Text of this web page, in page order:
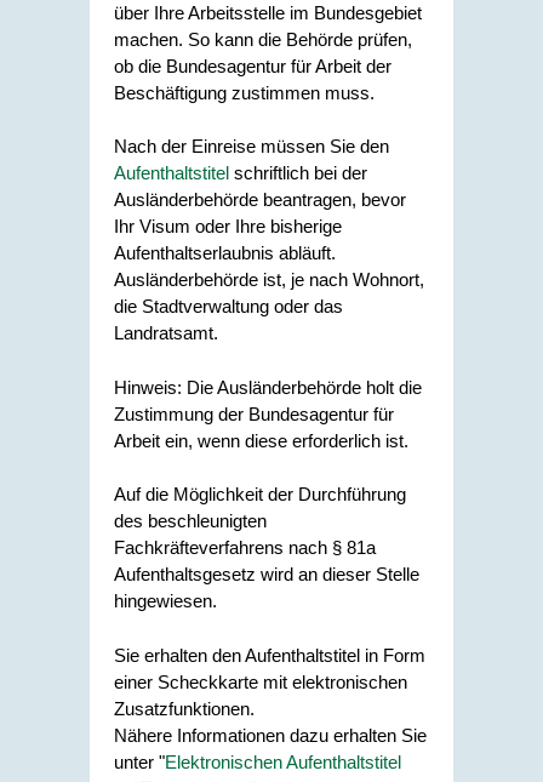
über Ihre Arbeitsstelle im Bundesgebiet
machen. So kann die Behörde prüfen,
ob die Bundesagentur für Arbeit der
Beschäftigung zustimmen muss.
Nach der Einreise müssen Sie den
Aufenthaltstitel schriftlich bei der
Ausländerbehörde beantragen, bevor
Ihr Visum oder Ihre bisherige
Aufenthaltserlaubnis abläuft.
Ausländerbehörde ist, je nach Wohnort,
die Stadtverwaltung oder das
Landratsamt.
Hinweis: Die Ausländerbehörde holt die
Zustimmung der Bundesagentur für
Arbeit ein, wenn diese erforderlich ist.
Auf die Möglichkeit der Durchführung
des beschleunigten
Fachkräfteverfahrens nach § 81a
Aufenthaltsgesetz wird an dieser Stelle
hingewiesen.
Sie erhalten den Aufenthaltstitel in Form
einer Scheckkarte mit elektronischen
Zusatzfunktionen.
Nähere Informationen dazu erhalten Sie
unter "Elektronischen Aufenthaltstitel